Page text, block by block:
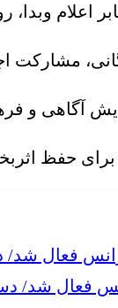
اعلام وبدا،
فعال شد/